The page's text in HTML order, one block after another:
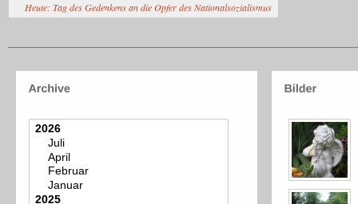
Heute: Tag des Gedenkens an die Opfer des Nationalsozialismus